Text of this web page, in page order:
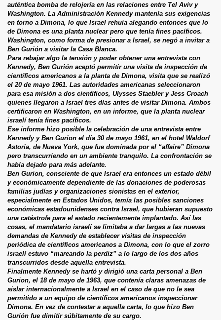
auténtica bomba de relojería en las relaciones entre Tel Aviv y
Washington. La Administración Kennedy mantenía sus exigencias
en torno a Dimona, lo que Israel rehuía alegando entonces que lo
de Dimona es una planta nuclear pero que tenía fines pacíficos.
Washington, como forma de presionar a Israel, se negó a invitar a
Ben Gurión a visitar la Casa Blanca.
Para rebajar algo la tensión y poder obtener una entrevista con
Kennedy, Ben Gurión aceptó permitir una visita de inspección de
científicos americanos a la planta de Dimona, visita que se realizó
el 20 de mayo 1961. Las autoridades americanas seleccionaron
para esa misión a dos científicos, Ulysses Staebler y Jess Croach
quienes llegaron a Israel tres días antes de visitar Dimona. Ambos
certificaron en Washington, en un informe, que la planta nuclear
israelí tenía fines pacíficos.
Ese informe hizo posible la celebración de una entrevista entre
Kennedy y Ben Gurion el día 30 de mayo 1961, en el hotel Waldorf
Astoria, de Nueva York, que fue dominada por el “affaire” Dimona
pero transcurriendo en un ambiente tranquilo. La confrontación se
había dejado para más adelante.
Ben Gurion, consciente de que Israel era entonces un estado débil
y económicamente dependiente de las donaciones de poderosas
familias judías y organizaciones sionistas en el exterior,
especialmente en Estados Unidos, temía las posibles sanciones
económicas estadounidenses contra Israel, que hubieran supuesto
una catástrofe para el estado recientemente implantado. Así las
cosas, el mandatario israelí se limitaba a dar largas a las nuevas
demandas de Kennedy de establecer visitas de inspección
periódica de científicos americanos a Dimona, con lo que el zorro
israelí estuvo “mareando la perdiz” a lo largo de los dos años
transcurridos desde aquella entrevista.
Finalmente Kennedy se hartó y dirigió una carta personal a Ben
Gurion, el 18 de mayo de 1963, que contenía claras amenazas de
aislar internacionalmente a Israel en el caso de que no le sea
permitido a un equipo de científicos americanos inspeccionar
Dimona. En vez de contestar a aquella carta, lo que hizo Ben
Gurión fue dimitir súbitamente de su cargo.